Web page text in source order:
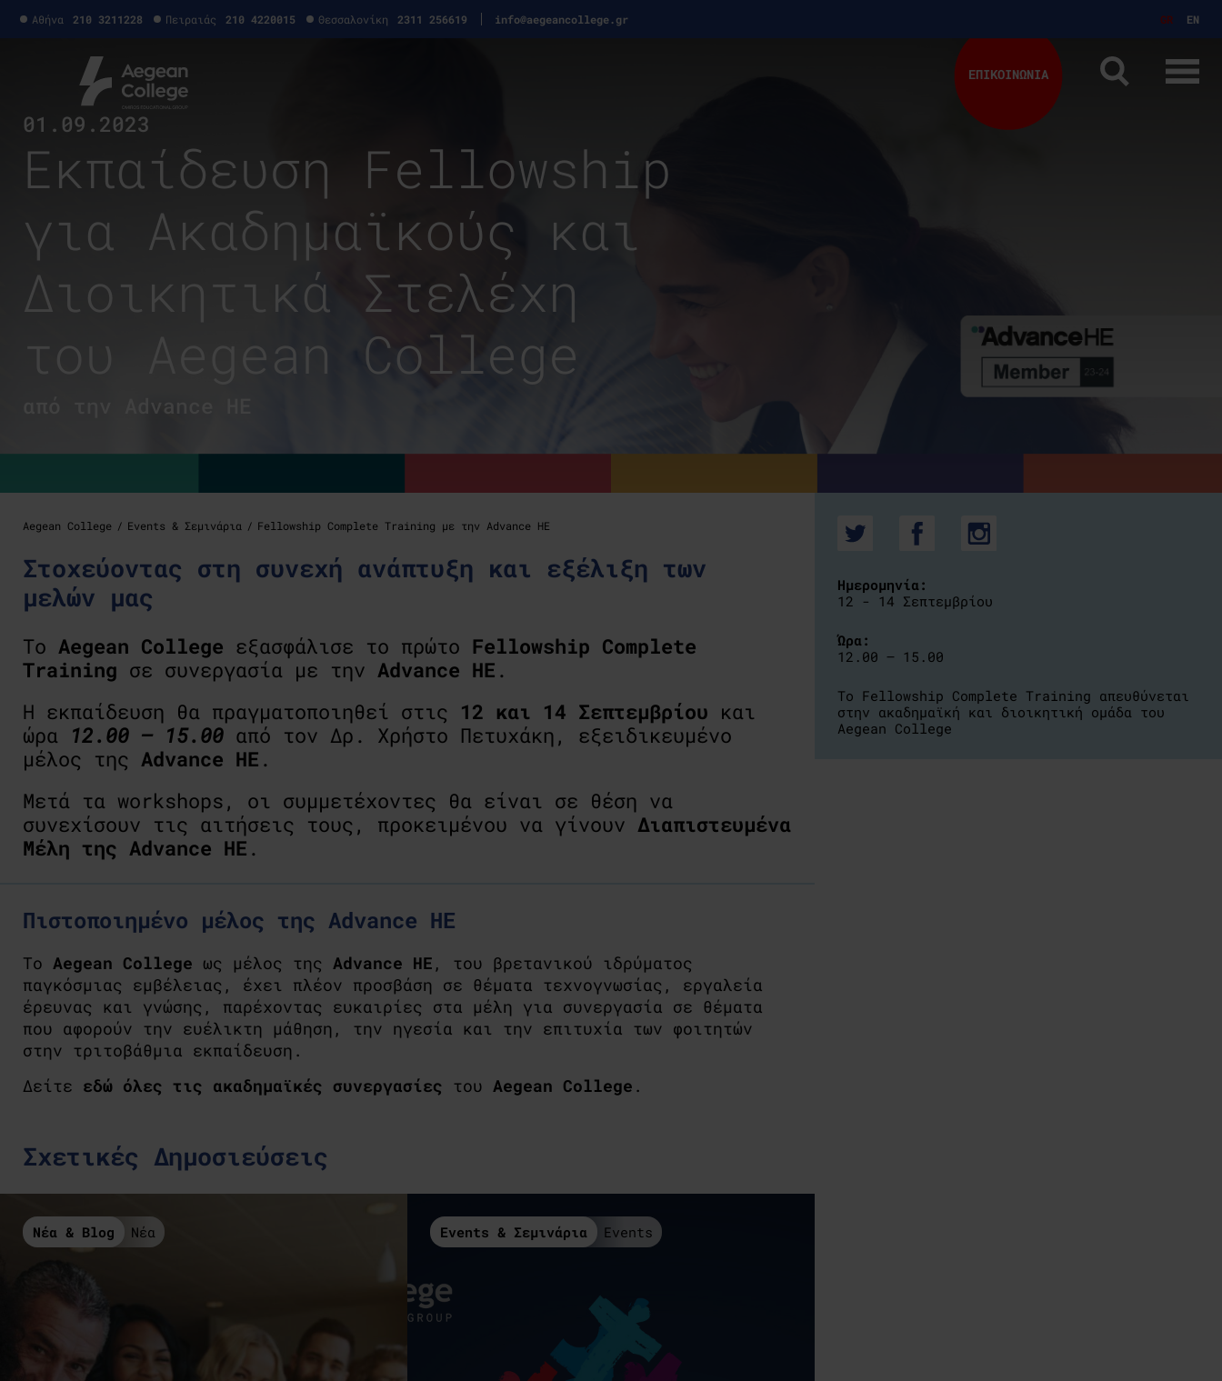
Αθήνα 210 3211228 Πειραιάς 210 4220015 Θεσσαλονίκη 2311 256619 info@aegeancollege.gr GR EN
ΕΠΙΚΟΙΝΩΝΙΑ
01.09.2023
Εκπαίδευση Fellowship
για Ακαδημαϊκούς και
Διοικητικά Στελέχη
του Aegean College
από την Advance HE
Aegean College Events & Σεμινάρια Fellowship Complete Training με την Advance HE
Στοχεύοντας στη συνεχή ανάπτυξη και εξέλιξη των
μελών μας
To Aegean College εξασφάλισε το πρώτο Fellowship Complete
Training σε συνεργασία με την Advance HE .
H εκπαίδευση θα πραγματοποιηθεί στις 12 και 14 Σεπτεμβρίου και
ώρα 12.00 – 15.00 από τον Δρ. Χρήστο Πετυχάκη, εξειδικευμένο
μέλος της Advance HE .
Μετά τα workshops, οι συμμετέχοντες θα είναι σε θέση να
συνεχίσουν τις αιτήσεις τους, προκειμένου να γίνουν Διαπιστευμένα
Μέλη της Advance HE .
Πιστοποιημένο μέλος της Advance HE
Το Aegean College ως μέλος της Advance HE , του βρετανικού ιδρύματος
παγκόσμιας εμβέλειας, έχει πλέον προσβάση σε θέματα τεχνογνωσίας, εργαλεία
έρευνας και γνώσης, παρέχοντας ευκαιρίες στα μέλη για συνεργασία σε θέματα
που αφορούν την ευέλικτη μάθηση, την ηγεσία και την επιτυχία των φοιτητών
στην τριτοβάθμια εκπαίδευση.
Δείτε εδώ όλες τις ακαδημαϊκές συνεργασίες του Aegean College .
Σχετικές Δημοσιεύσεις
Νέα & Blog Νέα Events & Σεμινάρια Events
Ημερομηνία:
12 - 14 Σεπτεμβρίου
Ώρα:
12.00 – 15.00
Το Fellowship Complete Training απευθύνεται
στην ακαδημαϊκή και διοικητική ομάδα του
Aegean College